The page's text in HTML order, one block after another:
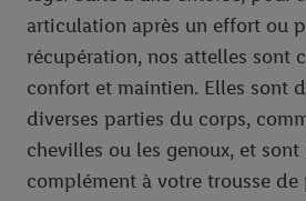
articulation après un effort ou
récupération, nos attelles sont
confort et maintien. Elles sont
diverses parties du corps,
chevilles ou les genoux, et
complément à votre trousse de